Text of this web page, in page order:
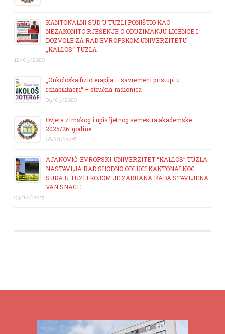
KANTONALNI SUD U TUZLI PONIŠTIO KAO
NEZAKONITO RJEŠENJE O ODUZIMANJU LICENCE I
DOZVOLE ZA RAD EVROPSKOM UNIVERZITETU
„KALLOS“ TUZLA
12/05/2026
„Onkološka fizioterapija – savremeni pristupi u
rehabilitaciji“ – stručna radionica
05/05/2026
Ovjera zimskog i upis ljetnog semestra akademske
2025/26. godine
06/01/2026
AJANOVIĆ: EVROPSKI UNIVERZITET “KALLOS” TUZLA
NASTAVLJA RAD SHODNO ODLUCI KANTONALNOG
SUDA U TUZLI KOJOM JE ZABRANA RADA STAVLJENA
VAN SNAGE
03/12/2025